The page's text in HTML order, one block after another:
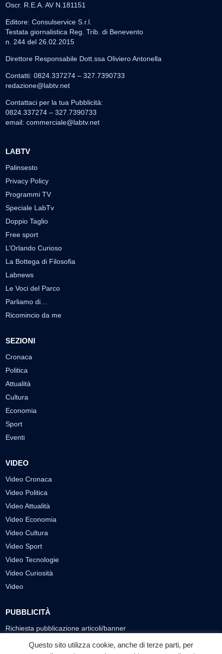
Oscr. R.E.A. AV N.181151
Editore: Consulservice S.r.l.
Testata giornalistica Reg. Trib. di Benevento
n. 244 del 26.02.2015
Direttore Responsabile Dott.ssa Oliviero Antonella
Contatti: 0824.337274 – 327.7390733
redazione@labtv.net
Contattaci per la tua Pubblicità:
0824.337274 – 327.7390733
email: commerciale@labtv.net
LABTV
Palinsesto
Privacy Policy
Programmi TV
Speciale LabTv
Doppio Taglio
Free sport
L’Orlando Curioso
La Bottega di Filosofia
Labnews
Le Voci del Parco
Parliamo di…
Ricomincio da me
SEZIONI
Cronaca
Politica
Attualità
Cultura
Economia
Sport
Eventi
VIDEO
Video Cronaca
Video Politica
Video Attualità
Video Economia
Video Cultura
Video Sport
Video Tecnologie
Video Curiosità
Video
PUBBLICITÀ
Richiesta pubblicazione articoli/banner
SEGUICI SUI SOCIAL
Questo sito utilizza cookie, anche di terze parti, per